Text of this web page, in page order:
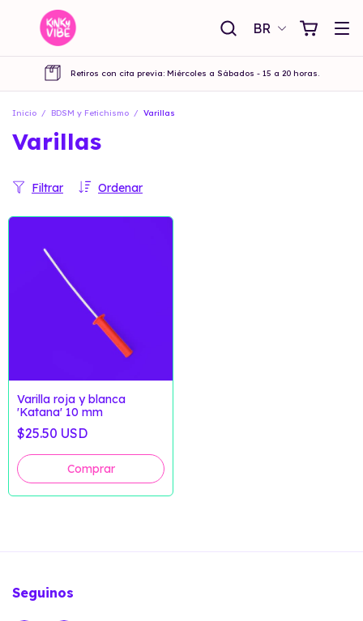
BR
Retiros con cita previa: Miércoles a Sábados - 15 a 20 horas.
Inicio / BDSM y Fetichismo / Varillas
Varillas
Ordenar
Filtrar
Varilla roja y blanca
'Katana' 10 mm
$25.50 USD
Seguinos